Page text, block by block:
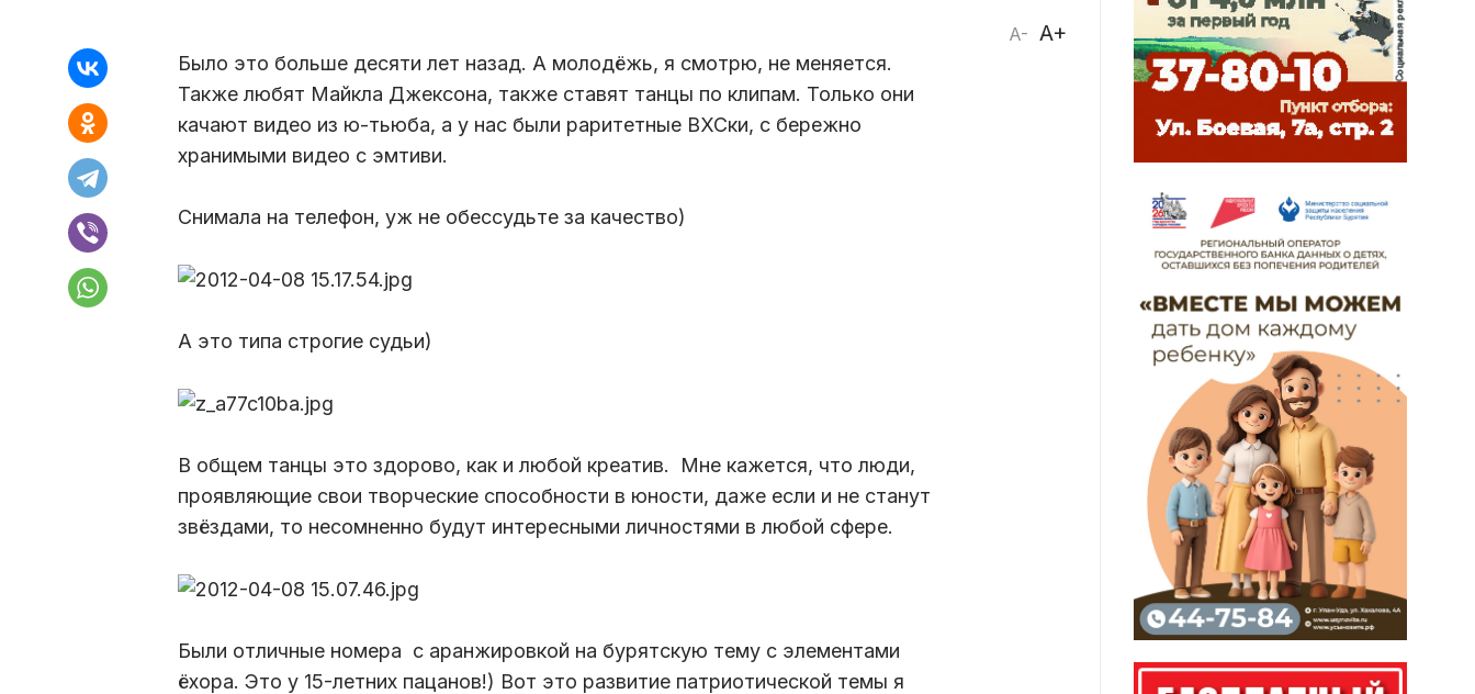
A- A+
Было это больше десяти лет назад. А молодёжь, я смотрю, не меняется.
Также любят Майкла Джексона, также ставят танцы по клипам. Только они
качают видео из ю-тьюба, а у нас были раритетные ВХСки, с бережно
хранимыми видео с эмтиви.
Снимала на телефон, уж не обессудьте за качество)
А это типа строгие судьи)
В общем танцы это здорово, как и любой креатив. Мне кажется, что люди,
проявляющие свои творческие способности в юности, даже если и не станут
звёздами, то несомненно будут интересными личностями в любой сфере.
Были отличные номера с аранжировкой на бурятскую тему с элементами
ёхора. Это у 15-летних пацанов!) Вот это развитие патриотической темы я